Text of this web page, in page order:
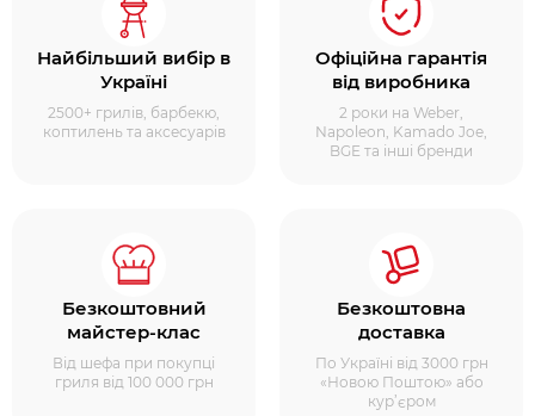
Найбільший вибір в
Україні
2500+ грилів, барбекю,
коптилень та аксесуарів
Офіційна гарантія
від виробника
2 роки на Weber,
Napoleon, Kamado Joe,
BGE та інші бренди
Безкоштовний
майстер-клас
Від шефа при покупці
гриля від 100 000 грн
Безкоштовна
доставка
По Україні від 3000 грн
«Новою Поштою» або
кур’єром